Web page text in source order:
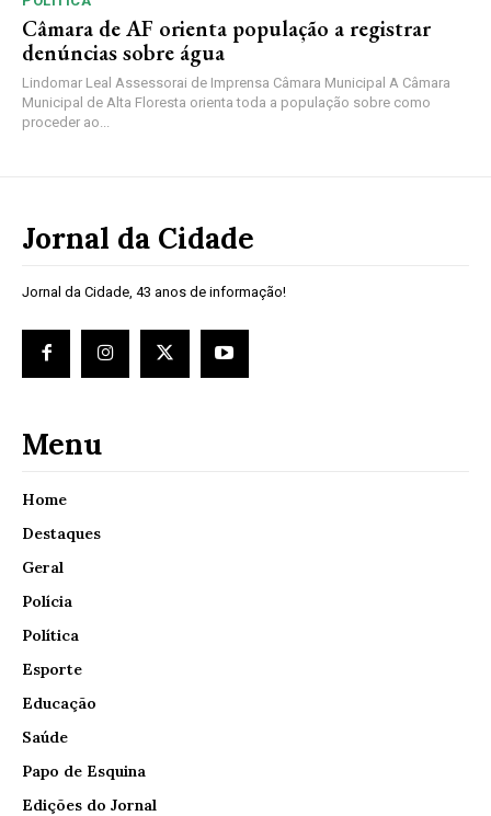
Câmara de AF orienta população a registrar
denúncias sobre água
Lindomar Leal Assessorai de Imprensa Câmara Municipal A Câmara
Municipal de Alta Floresta orienta toda a população sobre como
proceder ao...
Jornal da Cidade
Jornal da Cidade, 43 anos de informação!
Menu
Home
Destaques
Geral
Polícia
Política
Esporte
Educação
Saúde
Papo de Esquina
Edições do Jornal